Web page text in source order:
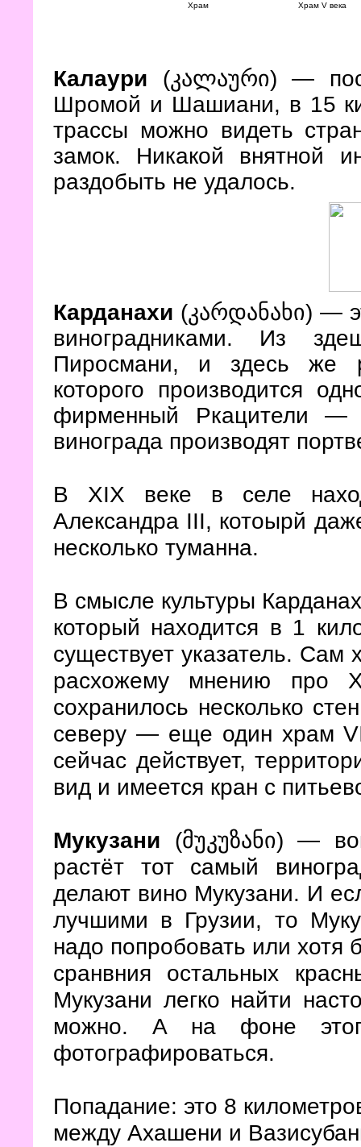
Храм Храм V века
Калаури (კალაური)—
Шромой и Шашиани, в 15
трассы можно видеть
замок. Никакой внятной
раздобыть не удалось.
Карданахи (კარდანახი) —
виноградниками. Из
Пиросмани, и здесь же
которого производится
фирменный Ркацители—
винограда производят
В XIX веке в селе
Александра III, котоырй
несколько туманна.
В смысле культуры
который находится в 1
существует указатель. Сам
расхожему мнению про
сохранилось несколько
северу — еще один храм
сейчас действует,
вид и имеется кран с
Мукузани (მუკუზანი) —
растёт тот самый
делают вино Мукузани. И
лучшими в Грузии, то
надо попробовать или хотя
сранвния остальных
Мукузани легко найти
можно. А на фоне
фотографироваться.
Попадание: это 8
между Ахашени и